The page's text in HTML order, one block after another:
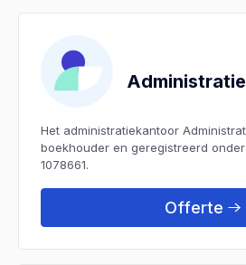
Het administratiekantoor
boekhouder en geregistreerd onder
1078661.
Offerte